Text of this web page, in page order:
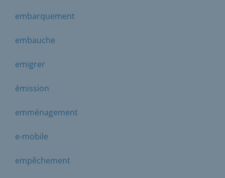
embarquement
embauche
emigrer
émission
emménagement
e-mobile
empêchement